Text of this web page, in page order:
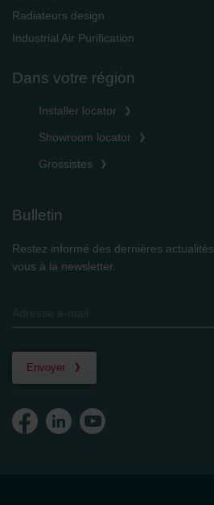
Radiateurs design
Industrial Air Purification
Dans votre région
Installer locator
Showroom locator
Grossistes
Bulletin
Restez informé des dernières
vous à la newsletter.
Envoyer